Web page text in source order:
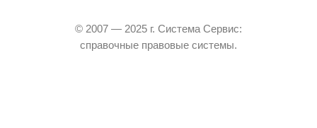
© 2007 — 2025 г. Система Сервис:
справочные правовые системы.